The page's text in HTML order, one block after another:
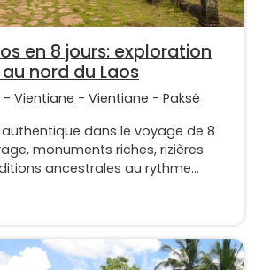
en 8 jours: exploration
nord du Laos
- Vientiane - Vientiane - Paksé
authentique dans le voyage de 8
monuments riches, rizières
ancestrales au rythme...